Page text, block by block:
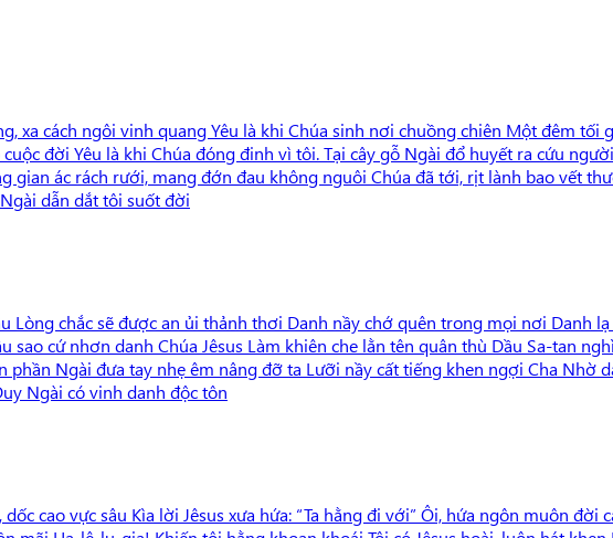
xa cách ngôi vinh quang Yêu là khi Chúa sinh nơi chuồng chiên Một đêm tối
đời Yêu là khi Chúa đóng đinh vì tôi. Tại cây gỗ Ngài đổ huyết ra cứu
gian ác rách rưới, mang đớn đau không nguôi Chúa đã tới, rịt lành bao vết
dẫn dắt tôi suốt đời
Lòng chắc sẽ được an ủi thảnh thơi Danh nầy chớ quên trong mọi nơi Danh
cứ nhơn danh Chúa Jêsus Làm khiên che lằn tên quân thù Dầu Sa-tan
Ngài đưa tay nhẹ êm nâng đỡ ta Lưỡi nầy cất tiếng khen ngợi Cha Nhờ
Ngài có vinh danh độc tôn
cao vực sâu Kìa lời Jêsus xưa hứa: “Ta hằng đi với” Ôi, hứa ngôn muôn